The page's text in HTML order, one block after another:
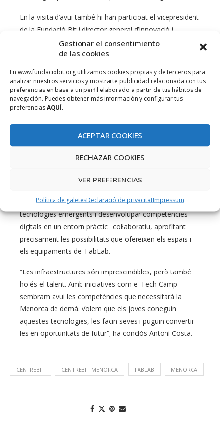
Gestionar el consentimiento
de las cookies
En www.fundaciobit.org utilizamos cookies propias y de terceros para
analizar nuestros servicios y mostrarte publicidad relacionada con tus
preferencias en base a un perfil elaborado a partir de tus hábitos de
navegación. Puedes obtener más información y configurar tus
preferenciasAQUÍ.
ACEPTAR COOKIES
RECHAZAR COOKIES
VER PREFERENCIAS
Política de galetesDeclaració de privacitatImpressum
En la visita d’avui també hi han participat el vicepresident
de la Fundació Bit i director general d’Innovació i
Transformació Digital, Sebastián González; el delegat
territorial de la Fundació Bit a Menorca, Llorenç
Visita al Tech Camp Menorca
Durant la jornada, el vicepresident també ha visitat els
Menorca, una iniciativa impulsada per fomentar les
vocacions científiques i tecnològiques entre els joves de
l’illa mitjançant activitats pràctiques relacionades amb la
i la intel·ligència artificial.
El programa permet als participants familiaritzar-se amb
tecnologies emergents i desenvolupar competències
digitals en un entorn pràctic i col·laboratiu, aprofitant
precisament les possibilitats que ofereixen els espais i
els equipaments del FabLab.
“Les infraestructures són imprescindibles, però també
ho és el talent. Amb iniciatives com el Tech Camp
sembram avui les competències que necessitarà la
Menorca de demà. Volem que els joves coneguin
aquestes tecnologies, les facin seves i puguin convertir-
les en oportunitats de futur”, ha conclòs Antoni Costa.
CENTREBIT CENTREBIT MENORCA FABLAB MENORCA